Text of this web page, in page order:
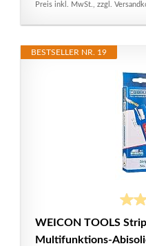
Preis inkl. MwSt., zzgl.
BESTSELLER NR. 19
WEICON TOOLS
Multifunktions-